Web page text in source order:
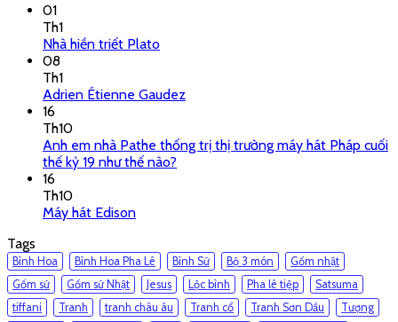
01
Th1
Nhà hiền triết Plato
08
Th1
Adrien Étienne Gaudez
16
Th10
Anh em nhà Pathe thống trị thị trường máy hát Pháp cuối
thế kỷ 19 như thế nào?
16
Th10
Máy hát Edison
Tags
Bình Hoa Bình Hoa Pha Lê Bình Sứ Bộ 3 món
Gốm nhật
Gốm sứ
Gốm sứ Nhật Jesus Lộc bình Pha lê tiệp
Satsuma
tiffani
Tranh tranh châu âu Tranh cổ Tranh Sơn Dầu
Tượng